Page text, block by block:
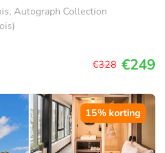
Autograph Collection
€328 €249
15% korting